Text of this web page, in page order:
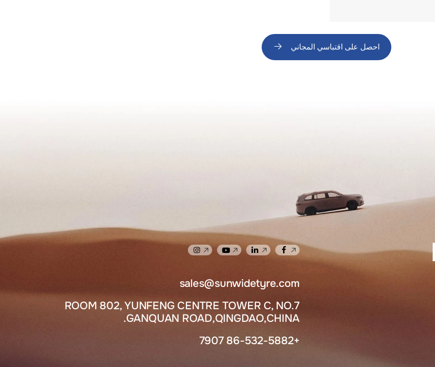
احصل على اقتباسي المجاني​
sales@sunwidetyre.com
ROOM 802, YUNFENG CENTRE TOWER C, NO.7
GANQUAN ROAD,QINGDAO,CHINA.
+86-532-5882 7907